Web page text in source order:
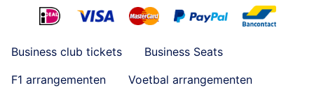
Business club tickets
Business Seats
F1 arrangementen
Voetbal arrangementen